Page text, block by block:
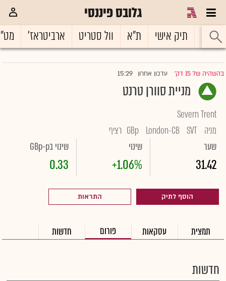
גלובס פיננסי
ראשי תיק אישי ת"א וול סטריט ארביטראז'
בהשהיה של 15 דק' |עדכון אחרון 15:29
מניית סוורן טרנט
Severn Trent
מניה SVT
London-CB
GBp רציף
שער
31.42
שינוי
+1.06%
שינוי בGBp-p
0.33
הוסף לתיק התראות
תמצית עסקאות פורום חדשות
חדשות